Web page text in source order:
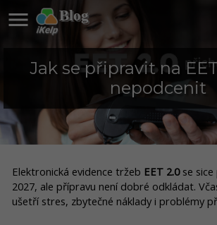
Blog

Jak se připravit na
nepodcenit
Elektronická evidence tržeb EET 2.0se sice
2027, ale přípravu není dobré odkládat.
ušetří stres, zbytečné náklady i problémy